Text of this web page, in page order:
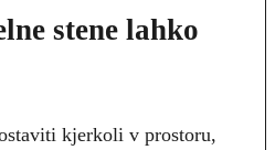
stene lahko
kjerkoli v prostoru,